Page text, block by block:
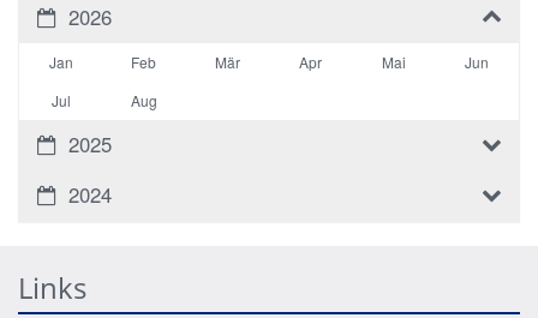
2026
Jan Feb Mär Apr Mai
Jun
Jul
Aug
2025
2024
Links